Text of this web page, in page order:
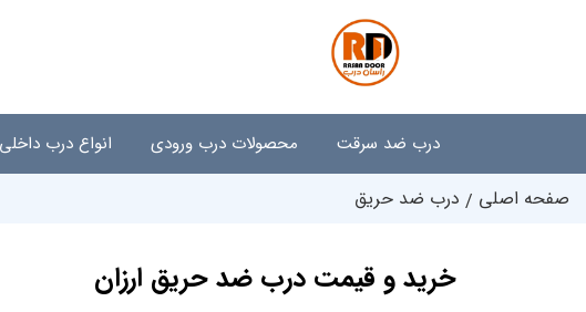
درب ضد سرقت محصولات درب ورودی انواع درب داخلی
صفحه اصلی درب ضد حریق
خرید و قیمت درب ضد حریق ارزان